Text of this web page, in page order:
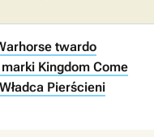
twardo
Kingdom Come
Pierścieni